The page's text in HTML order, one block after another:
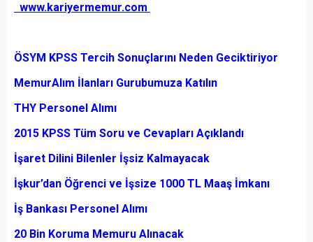
www.kariyermemur.com
ÖSYM KPSS Tercih Sonuçlarını Neden Geciktiriyor
MemurAlım İlanları Gurubumuza Katılın
THY Personel Alımı
2015 KPSS Tüm Soru ve Cevapları Açıklandı
İşaret Dilini Bilenler İşsiz Kalmayacak
İşkur’dan Öğrenci ve İşsize 1000 TL Maaş İmkanı
İş Bankası Personel Alımı
20 Bin Koruma Memuru Alınacak